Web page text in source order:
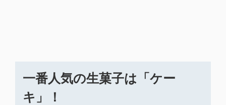
一番人気の生菓子は「ケー
キ」！